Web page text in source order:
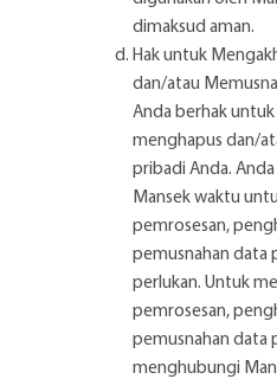
dimaksud aman.
Hak untuk
dan/atau
Anda berhak
menghapus dan/
pribadi Anda.
Mansek waktu
pemrosesan,
pemusnahan data
perlukan. Untuk
pemrosesan,
pemusnahan data
menghubungi